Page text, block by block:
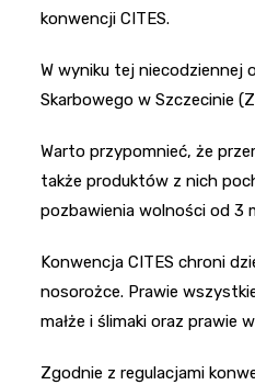
konwencji CITES.
W wyniku tej niecodziennej
Skarbowego w Szczecinie
Warto przypomnieć, że
także produktów z nich
pozbawienia wolności od 3
Konwencja CITES chroni
nosorożce. Prawie
małże i ślimaki oraz prawie
Zgodnie z regulacjami